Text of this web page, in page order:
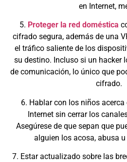
en Internet,
5. Proteger la red doméstica
cifrado segura, además de una
el tráfico saliente de los
su destino. Incluso si un hacker
de comunicación, lo único que
cifrado.
6. Hablar con los niños
Internet sin cerrar los
Asegúrese de que sepan que
alguien los acosa, abusa
7. Estar actualizado sobre las